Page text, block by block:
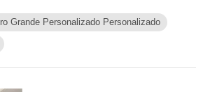
-1200x2800mm "Grande" es una moda
Jane a los Estados Unidos. MeilinHui lanzó
Grande Personalizado Personalizado